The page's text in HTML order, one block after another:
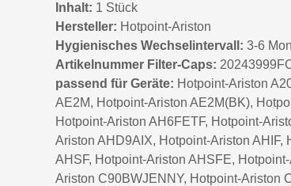
Inhalt: 1 Stück
Hersteller: Hotpoint-Ariston
Hygienisches Wechselintervall: 3-6
Artikelnummer Filter-Caps:
passend für Geräte: Hotpoint-Ariston
AE2M, Hotpoint-Ariston AE2M(BK),
Hotpoint-Ariston AH6FETF, Hotpoint-
Ariston AHD9AIX, Hotpoint-Ariston
AHSF, Hotpoint-Ariston AHSFE,
Ariston C90BWJENNY, Hotpoint-Ariston